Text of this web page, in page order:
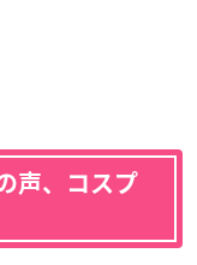
声、コスプ